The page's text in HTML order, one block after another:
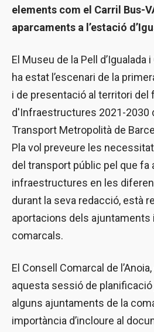
elements com el Carril Bus-
aparcaments a l’estació
El Museu de la Pell d’Igualada
ha estat l’escenari de la
i de presentació al territori del
d'Infraestructures 2021-2030
Transport Metropolità de
Pla vol preveure les
del transport públic pel que fa
infraestructures en les
durant la seva redacció, està
aportacions dels ajuntaments
comarcals.
El Consell Comarcal de
aquesta sessió de
alguns ajuntaments de la
importància d’incloure al